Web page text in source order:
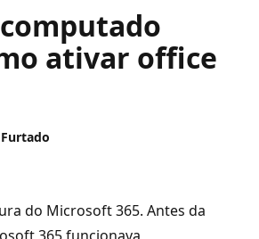
ativar office
do Microsoft 365. Antes da